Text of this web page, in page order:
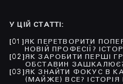
У ЦІЙ СТАТТІ:
[01 ]ЯК ПЕРЕТВОРИТИ
НОВІЙ ПРОФЕСІЇ?
[02 ]ЯК ЗАРОБИТИ ПЕРШІ
ОБСТАВИН ЗАШКАЛЮЄ?
[03 ]ЯК ЗНАЙТИ ФОКУС В
(МАЙЖЕ) ВСЕ? ІСТОРІЯ